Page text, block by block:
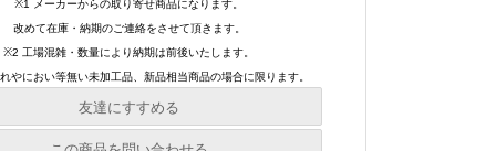
友達にすすめる